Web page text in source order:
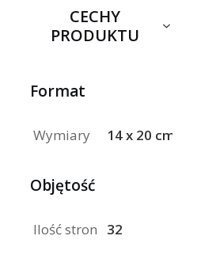
CECHY
PRODUKTU
Format
Wymiary 14 x 20 cm
Objętość
Ilość stron 32